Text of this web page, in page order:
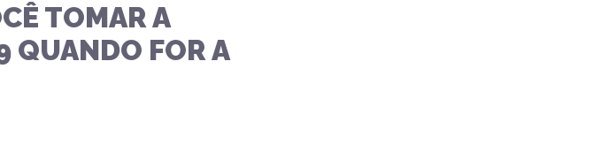
TOMAR A
QUANDO FOR A